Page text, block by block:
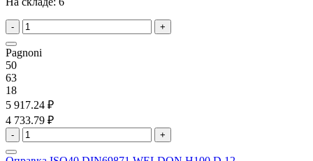
- +
Pagnoni
50
63
18
5 917.24 ₽
4 733.79 ₽
- +